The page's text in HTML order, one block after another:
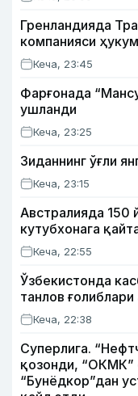
Гренландияда
компанияси
Кеча, 23:45
Фарғонада
ушланди
Кеча, 23:25
Зиданнинг ўғли
Кеча, 23:15
Австралияда 150
кутубхонага
Кеча, 22:55
Ўзбекистонда
танлов
Кеча, 22:38
Суперлига.
қозонди, “ОКМК”
“Бунёдкор”дан